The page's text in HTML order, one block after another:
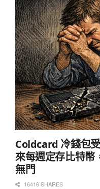
Coldcard 冷錢包
來每週定存比特幣
無門
16416 SHARES